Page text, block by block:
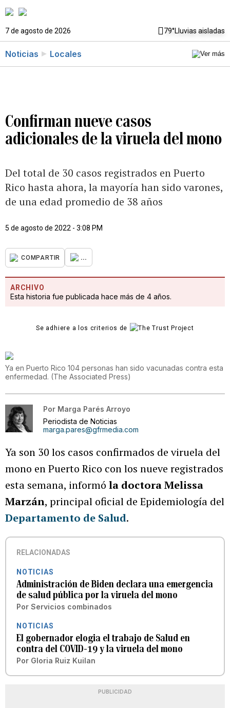
7 de agosto de 2026 79°Lluvias aisladas
Noticias Locales
Confirman nueve casos
adicionales de la viruela del mono
Del total de 30 casos registrados en Puerto
Rico hasta ahora, la mayoría han sido varones,
de una edad promedio de 38 años
5 de agosto de 2022 - 3:08 PM
COMPARTIR ...
ARCHIVO
Esta historia fue publicada hace más de 4 años.
Se adhiere a los criterios de
Ya en Puerto Rico 104 personas han sido vacunadas contra esta
enfermedad. (The Associated Press)
Por Marga Parés Arroyo
Periodista de Noticias
marga.pares@gfrmedia.com
Ya son 30 los casos confirmados de viruela del
mono en Puerto Rico con los nueve registrados
esta semana, informó la doctora Melissa
Marzán, principal oficial de Epidemiología del
Departamento de Salud.
RELACIONADAS
NOTICIAS
Administración de Biden declara una emergencia
de salud pública por la viruela del mono
Por Servicios combinados
NOTICIAS
El gobernador elogia el trabajo de Salud en
contra del COVID-19 y la viruela del mono
Por Gloria Ruiz Kuilan
PUBLICIDAD